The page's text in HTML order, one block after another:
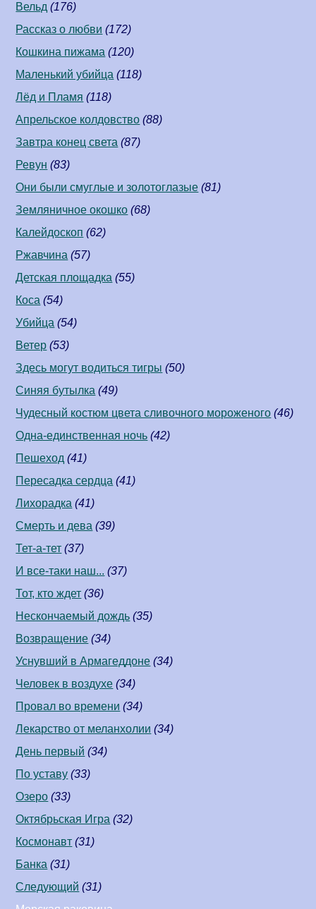
Вельд (176)
Рассказ о любви (172)
Кошкина пижама (120)
Маленький убийца (118)
Лёд и Пламя (118)
Апрельское колдовство (88)
Завтра конец света (87)
Ревун (83)
Они были смуглые и золотоглазые (81)
Земляничное окошко (68)
Калейдоскоп (62)
Ржавчина (57)
Детская площадка (55)
Коса (54)
Убийца (54)
Ветер (53)
Здесь могут водиться тигры (50)
Синяя бутылка (49)
Чудесный костюм цвета сливочного мороженого (46)
Одна-единственная ночь (42)
Пешеход (41)
Пересадка сердца (41)
Лихорадка (41)
Смерть и дева (39)
Тет-а-тет (37)
И все-таки наш... (37)
Тот, кто ждет (36)
Нескончаемый дождь (35)
Возвращение (34)
Уснувший в Армагеддоне (34)
Человек в воздухе (34)
Провал во времени (34)
Лекарство от меланхолии (34)
День первый (34)
По уставу (33)
Озеро (33)
Октябрьская Игра (32)
Космонавт (31)
Банка (31)
Следующий (31)